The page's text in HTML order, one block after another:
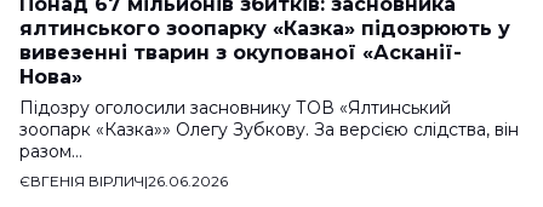
ялтинського зоопарку «Казка» підозрюють у
вивезенні тварин з окупованої «Асканії-
Нова»
Підозру оголосили засновнику ТОВ «Ялтинський
зоопарк «Казка»» Олегу Зубкову. За версією слідства, він
разом…
ЄВГЕНІЯ ВІРЛИЧ|26.06.2026